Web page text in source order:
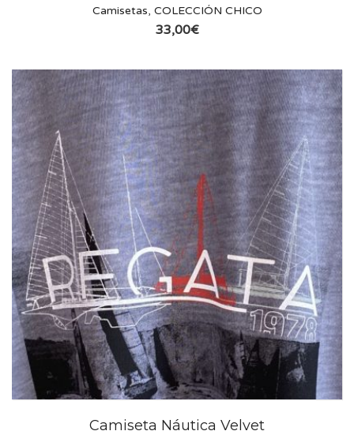
Camisetas, COLECCIÓN CHICO
33,00€
Camiseta Náutica Velvet